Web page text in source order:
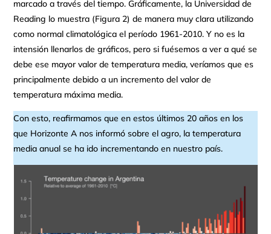
marcado a través del tiempo. Gráficamente, la Universidad de
Reading lo muestra (Figura 2) de manera muy clara utilizando
como normal climatológica el período 1961-2010. Y no es la
intensión llenarlos de gráficos, pero si fuésemos a ver a qué se
debe ese mayor valor de temperatura media, veríamos que es
principalmente debido a un incremento del valor de
temperatura máxima media.
Con esto, reafirmamos que en estos últimos 20 años en los
que Horizonte A nos informó sobre el agro, la temperatura
media anual se ha ido incrementando en nuestro país.